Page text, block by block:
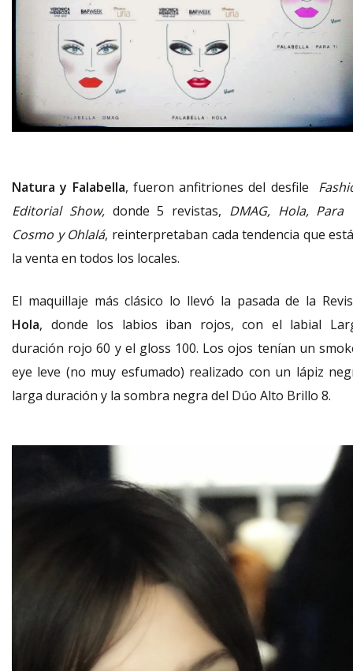
Natura y Falabella, fueron anfitriones del desfile
Editorial Show,donde 5 revistas, DMAG, Hola, Para
Cosmo y Ohlalá, reinterpretaban cada tendencia que
la venta en todos los locales.
El maquillaje más clásico lo llevó la pasada de la
Hola, donde los labios iban rojos, con el labial
duración rojo 60 y el gloss 100. Los ojos tenían un
eye leve (no muy esfumado) realizado con un lápiz
larga duración y la sombra negra del Dúo Alto Brillo 8.